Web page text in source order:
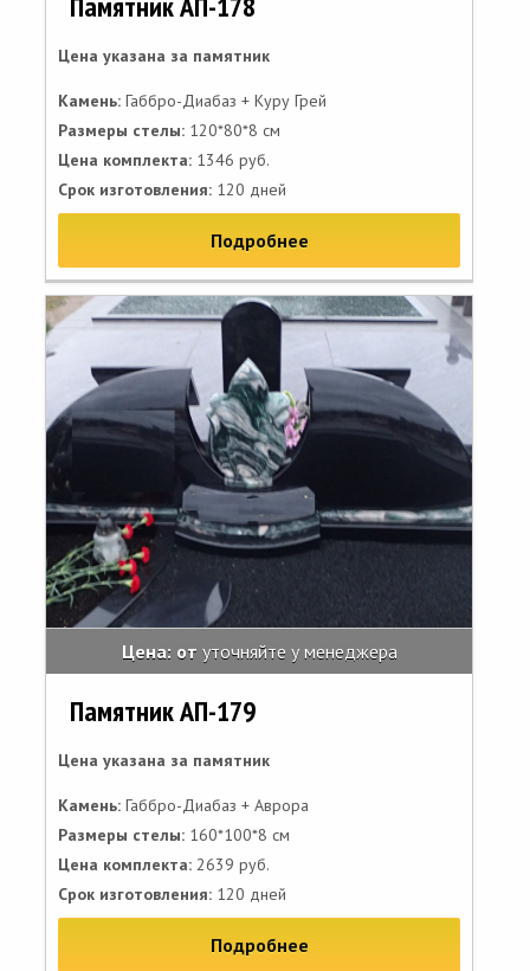
Цена указана за памятник
Камень: Габбро-Диабаз + Куру Грей
Размеры стелы: 120*80*8 см
Цена комплекта: 1346 руб.
Срок изготовления: 120 дней
Подробнее
Цена: от уточняйте у менеджера
Памятник АП-179
Цена указана за памятник
Камень: Габбро-Диабаз + Аврора
Размеры стелы: 160*100*8 см
Цена комплекта: 2639 руб.
Срок изготовления: 120 дней
Подробнее